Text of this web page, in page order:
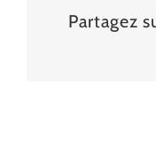
Partagez